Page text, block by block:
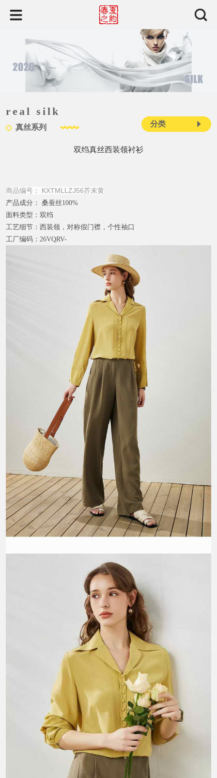
real silk
真丝系列 分类
双绉真丝西装领衬衫
商品编号： KXTMLLZJ56芥末黄
产品成分：
桑蚕丝100%
面料类型： 双绉
工艺细节： 西装领，对称假门襟，个性袖口
工厂编码： 26VQRV-